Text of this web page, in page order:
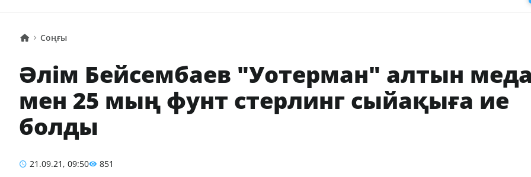
Соңғы
Әлім Бейсембаев "Уотерман" алтын
мен 25 мың фунт стерлинг сыйақыға ие
болды
21.09.21, 09:50 851